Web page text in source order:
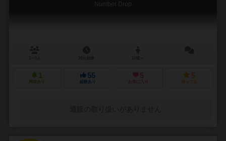
Number Drop
1
興味あり
55
経験あり
5
お気に入り
5
持ってる